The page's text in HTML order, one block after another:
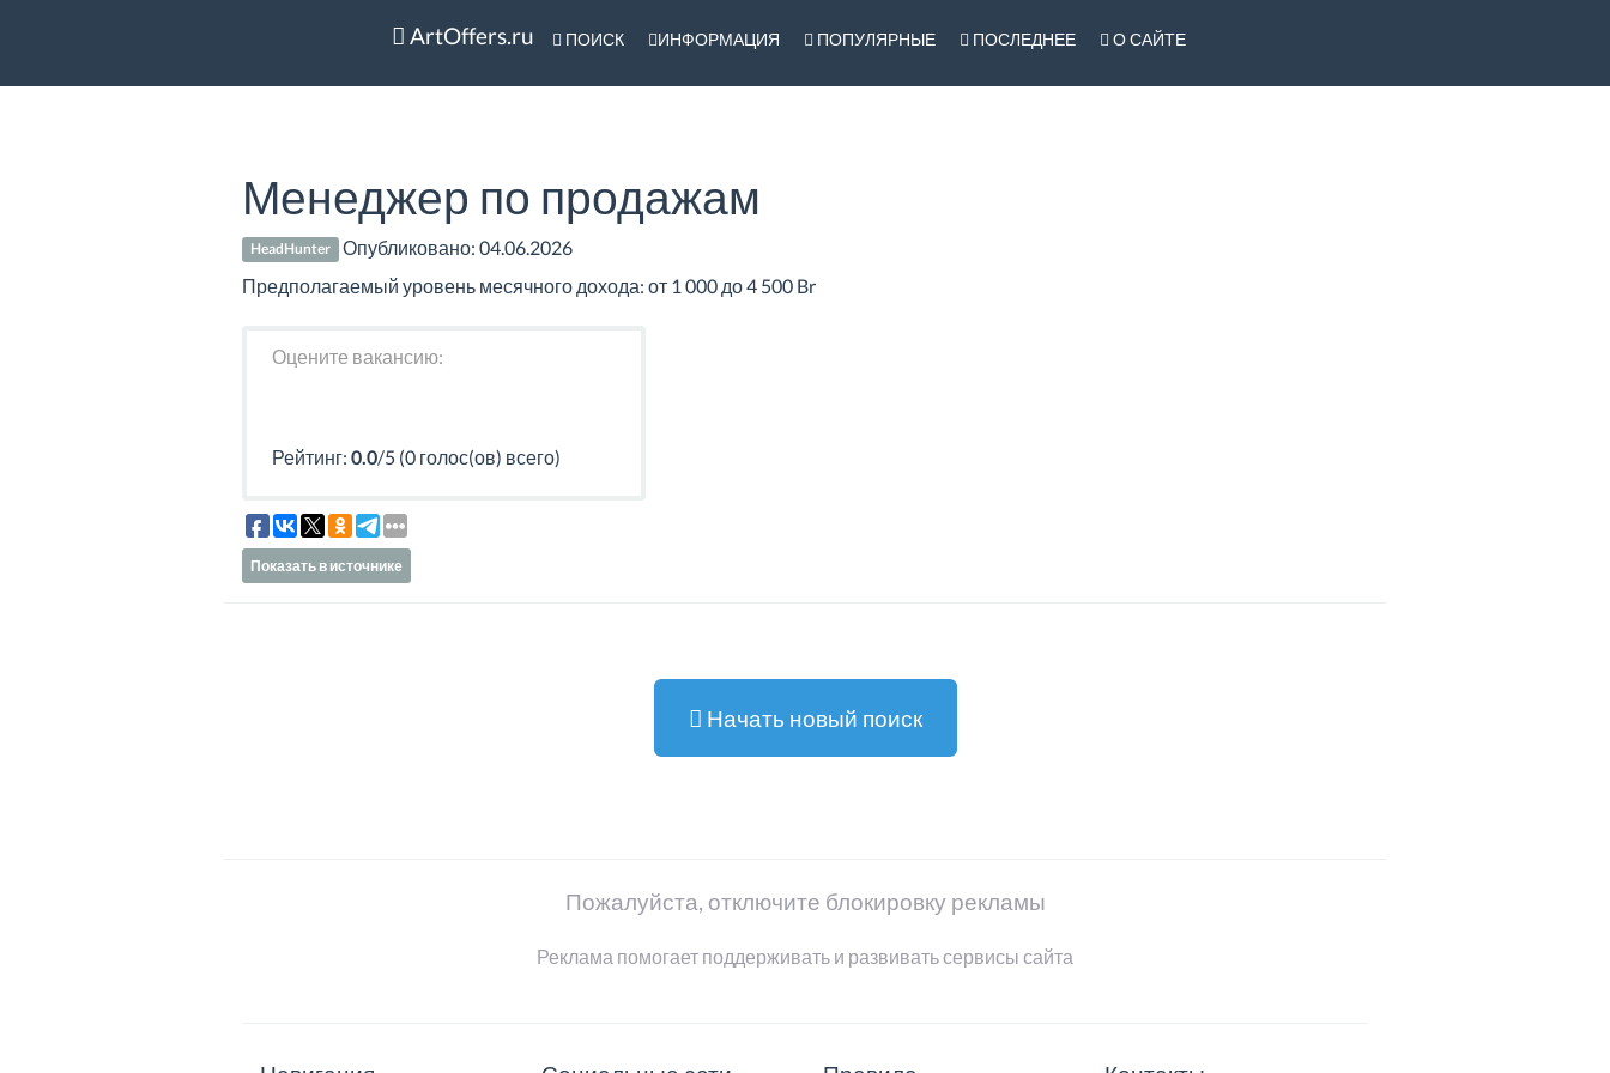
ArtOffers.ru ПОИСК ИНФОРМАЦИЯ ПОПУЛЯРНЫЕ ПОСЛЕДНЕЕ О САЙТЕ
Менеджер по продажам
HeadHunter Опубликовано:04.06.2026
Предполагаемый уровень месячного дохода: от 1 000 до 4 500 Br
Оцените вакансию:
Рейтинг: 0.0/5 (0 голос(ов) всего)
Показать в источнике
Начать новый поиск
Пожалуйста, отключите блокировку рекламы
Реклама помогает поддерживать и развивать сервисы сайта